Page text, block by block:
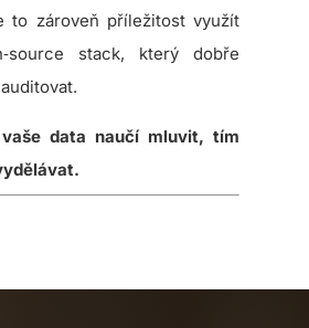
to zároveň příležitost využít
stack, který dobře
data naučí mluvit, tím